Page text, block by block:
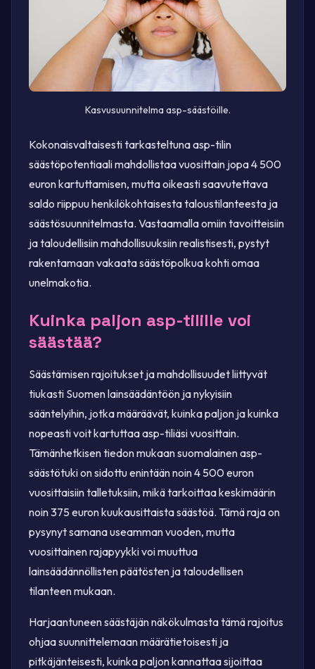
Kasvusuunnitelma asp-säästöille.
Kokonaisvaltaisesti tarkasteltuna asp-tilin
säästöpotentiaali mahdollistaa vuosittain jopa 4 500
euron kartuttamisen, mutta oikeasti saavutettava
saldo riippuu henkilökohtaisesta taloustilanteesta ja
säästösuunnitelmasta. Vastaamalla omiin tavoitteisiin
ja taloudellisiin mahdollisuuksiin realistisesti, pystyt
rakentamaan vakaata säästöpolkua kohti omaa
unelmakotia.
Kuinka paljon asp-tilille voi
säästää?
Säästämisen rajoitukset ja mahdollisuudet liittyvät
tiukasti Suomen lainsäädäntöön ja nykyisiin
sääntelyihin, jotka määräävät, kuinka paljon ja kuinka
nopeasti voit kartuttaa asp-tiliäsi vuosittain.
Tämänhetkisen tiedon mukaan suomalainen asp-
säästötuki on sidottu enintään noin 4 500 euron
vuosittaisiin talletuksiin, mikä tarkoittaa keskimäärin
noin 375 euron kuukausittaista säästöä. Tämä raja on
pysynyt samana useamman vuoden, mutta
vuosittainen rajapyykki voi muuttua
lainsäädännöllisten päätösten ja taloudellisen
tilanteen mukaan.
Harjaantuneen säästäjän näkökulmasta tämä rajoitus
ohjaa suunnittelemaan määrätietoisesti ja
pitkäjänteisesti, kuinka paljon kannattaa sijoittaa